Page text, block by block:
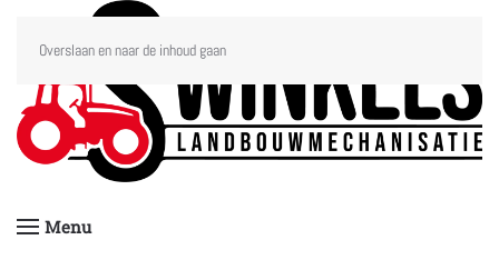
Overslaan en naar de inhoud gaan
Menu